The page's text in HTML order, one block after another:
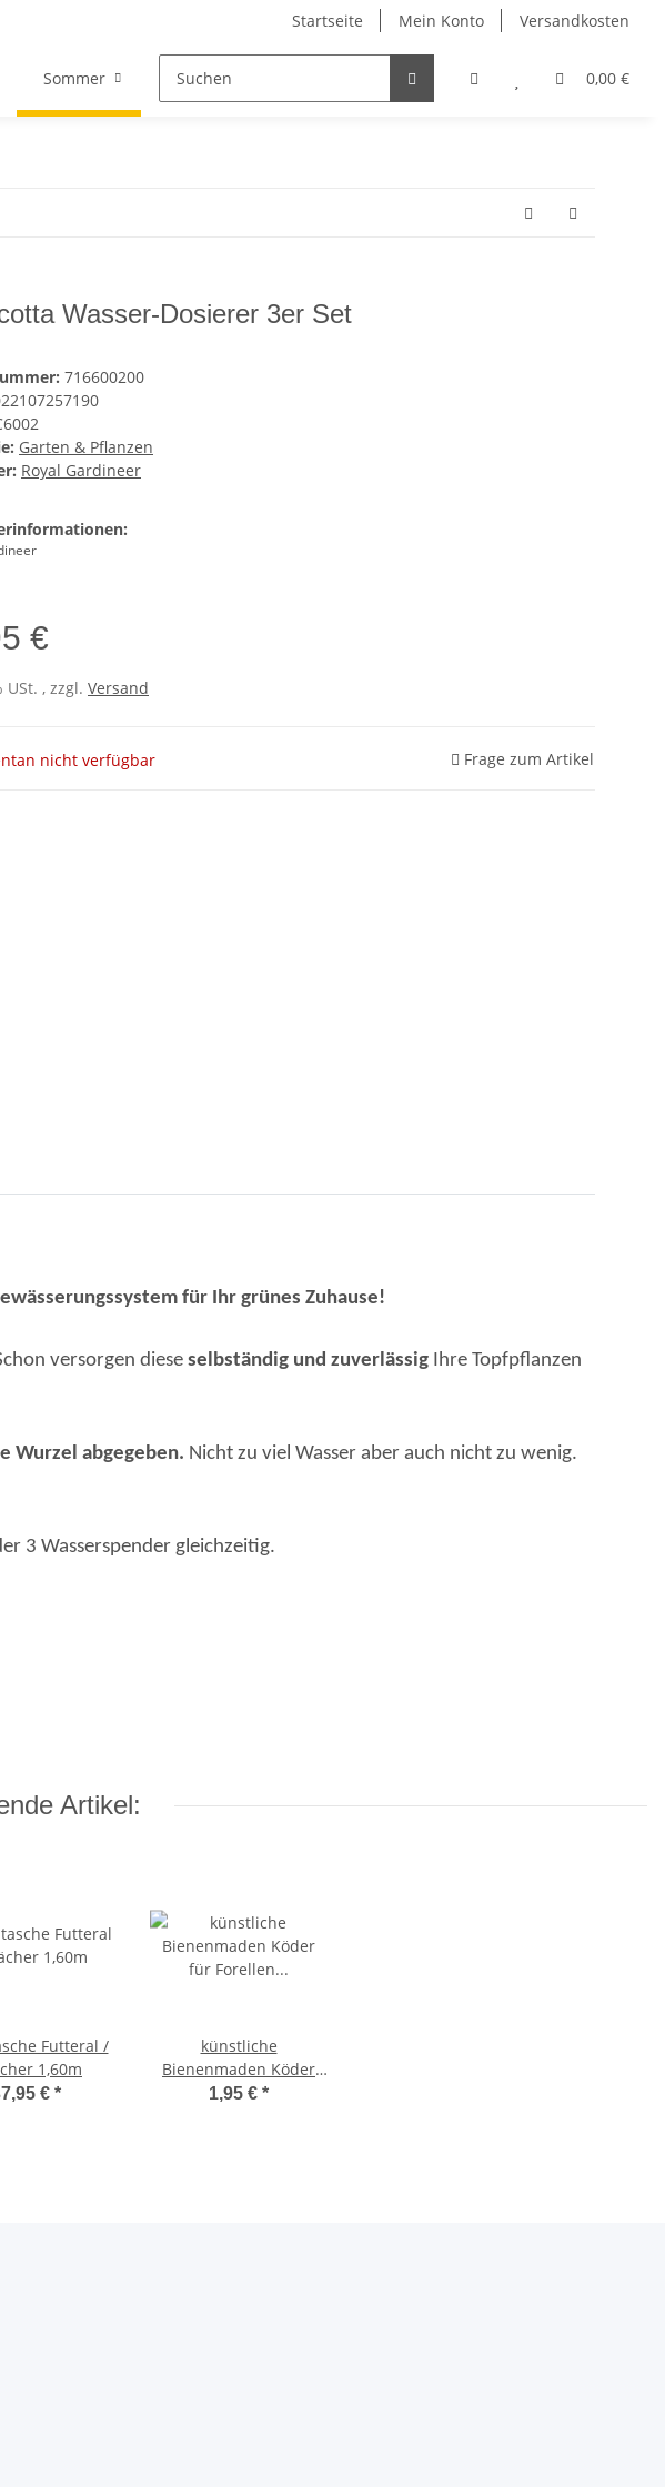
Startseite Mein Konto Versandkosten
0,00 €
Sommer Visitenkartenetuis & Zubehör Winter Sonstiges
Wasser-Dosierer 3er Set
716600200
Garten & Pflanzen
Royal Gardineer
€
USt. , zzgl. Versand
nicht verfügbar Frage zum Artikel
für Ihr grünes Zuhause!
versorgen diese selbständig und zuverlässig Ihre Topfpflanzen
Wurzel abgegeben. Nicht zu viel Wasser aber auch nicht zu wenig.
3 Wasserspender gleichzeitig.
Artikel:
Futteral /
1,60m
€ *
künstliche
Bienenmaden Köder
für Forellen natur-
1,95 € *